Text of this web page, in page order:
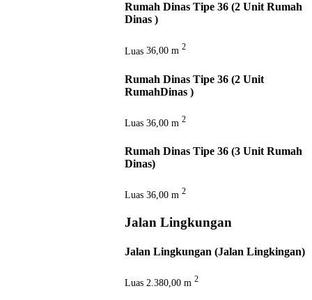
Rumah Dinas Tipe 36 (2 Unit Rumah
Dinas )
Luas 36,00 m2
Rumah Dinas Tipe 36 (2 Unit
RumahDinas )
Luas 36,00 m2
Rumah Dinas Tipe 36 (3 Unit Rumah
Dinas)
Luas 36,00 m2
Jalan Lingkungan
Jalan Lingkungan (Jalan Lingkingan)
Luas 2.380,00 m2